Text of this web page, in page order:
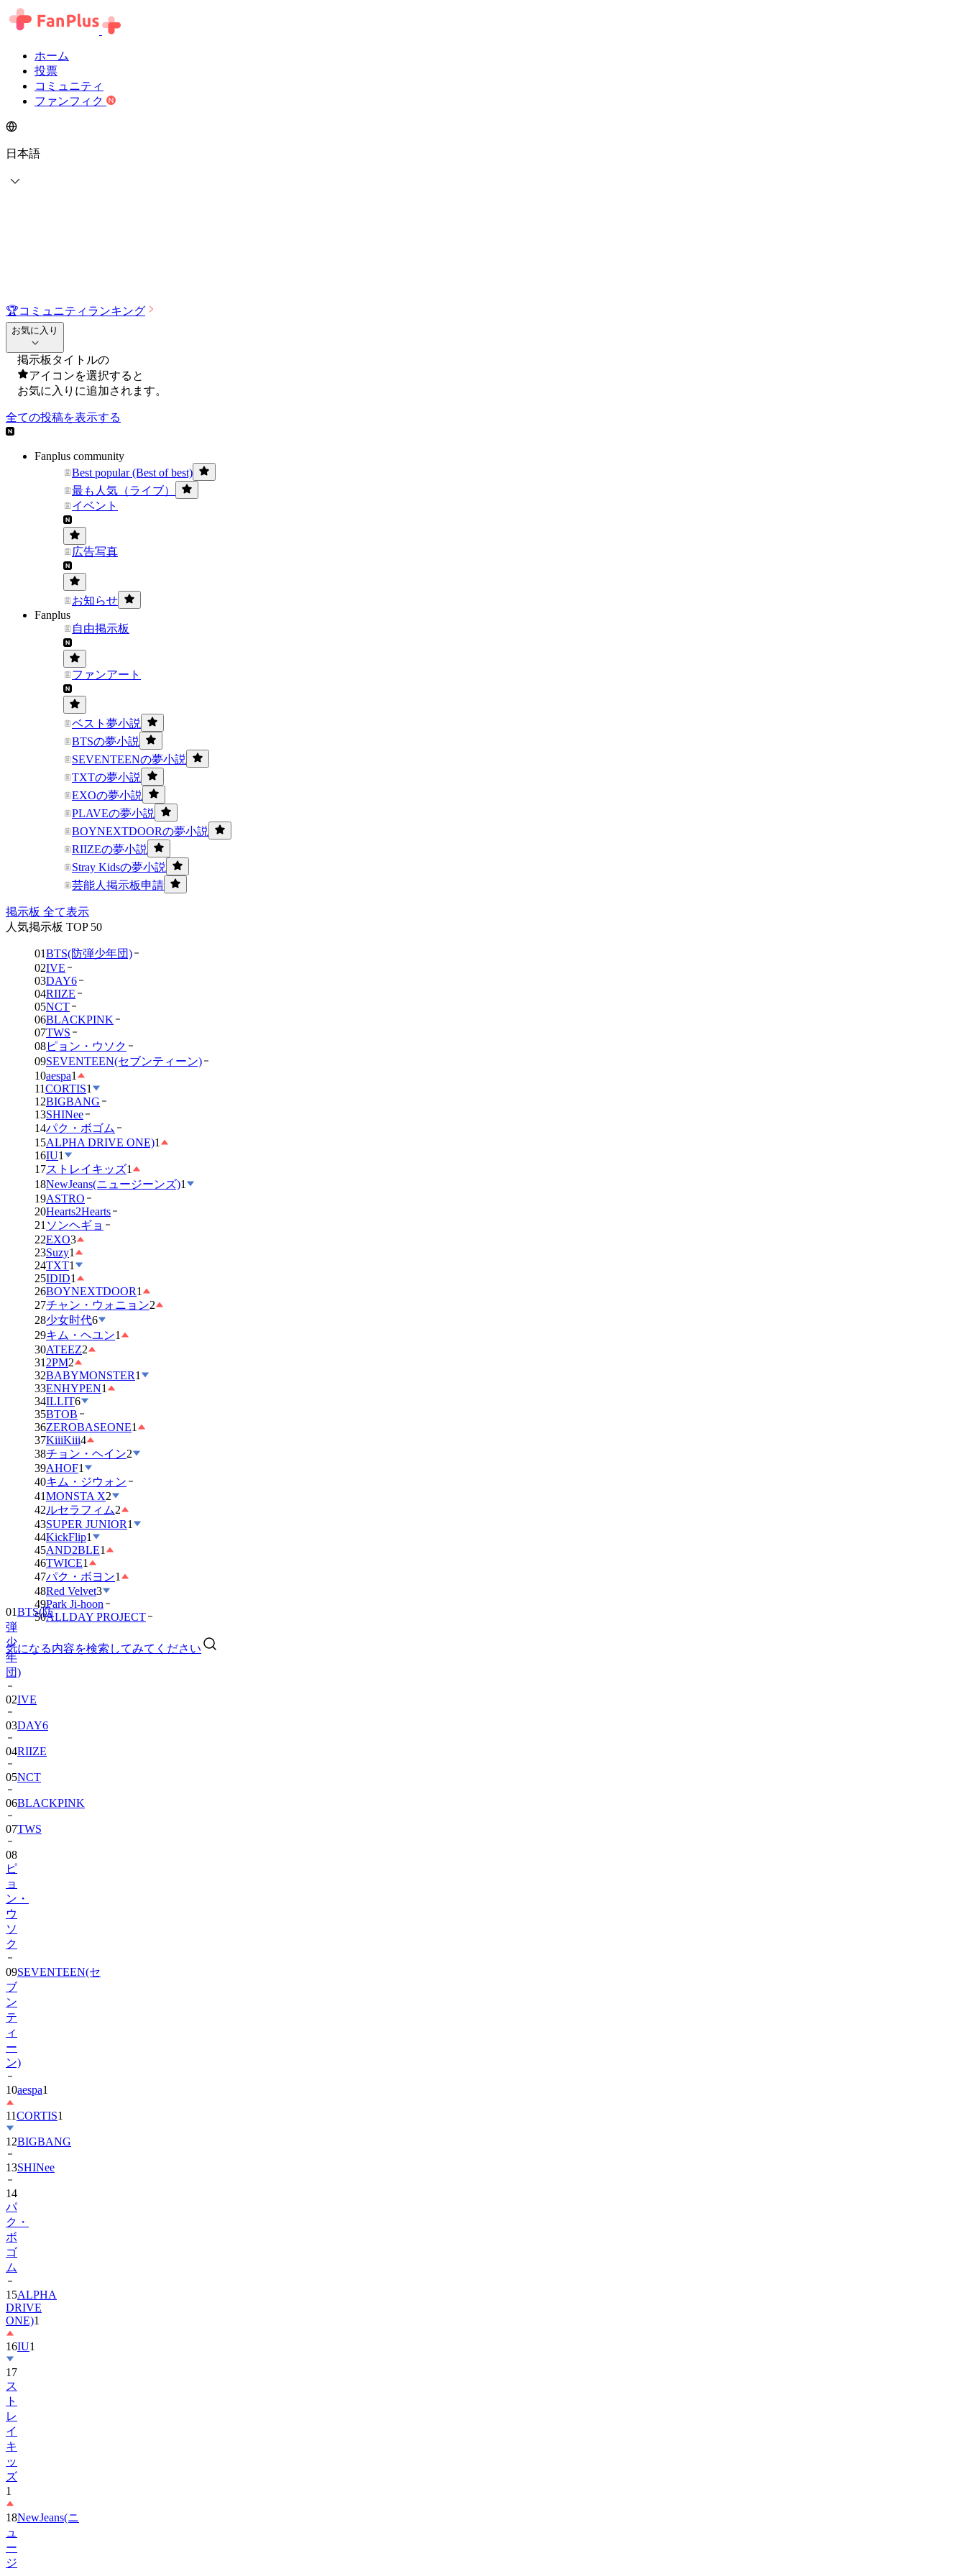
ホーム
投票
コミュニティ
ファンフィク
日本語
🏆コミュニティランキング
お気に入り
掲示板タイトルの
アイコンを選択すると
お気に入りに追加されます。
全ての投稿を表示する
Fanplus community
Best popular (Best of best)
最も人気（ライブ）
イベント
広告写真
お知らせ
Fanplus
自由掲示板
ファンアート
ベスト夢小説
BTSの夢小説
SEVENTEENの夢小説
TXTの夢小説
EXOの夢小説
PLAVEの夢小説
BOYNEXTDOORの夢小説
RIIZEの夢小説
Stray Kidsの夢小説
芸能人掲示板申請
掲示板 全て表示
人気掲示板 TOP 50
01BTS(防弾少年団)
02IVE
03DAY6
04RIIZE
05NCT
06BLACKPINK
07TWS
08ピョン・ウソク
09SEVENTEEN(セブンティーン)
10aespa1
11CORTIS1
12BIGBANG
13SHINee
14パク・ボゴム
15ALPHA DRIVE ONE)1
16IU1
17ストレイキッズ1
18NewJeans(ニュージーンズ)1
19ASTRO
20Hearts2Hearts
21 ソンヘギョ
22EXO3
23Suzy1
24TXT1
25IDID1
26BOYNEXTDOOR1
27チャン・ウォニョン2
28少女时代6
29キム・ヘユン1
30ATEEZ2
31 2PM2
32BABYMONSTER1
33ENHYPEN1
34ILLIT6
35BTOB
36ZEROBASEONE1
37KiiiKiii4
38チョン・ヘイン2
39AHOF1
40キム・ジウォン
41MONSTA X2
42ルセラフィム2
43SUPER JUNIOR1
44KickFlip1
45AND2BLE1
46TWICE1
47パク・ボヨン1
48Red Velvet3
49Park Ji-hoon
50ALLDAY PROJECT
気になる内容を検索してみてください
01BTS(防
弾
少
年
団)
02IVE
03DAY6
04RIIZE
05NCT
06BLACKPINK
07TWS
08
ピ
ョ
ン・
ウ
ソ
ク
09SEVENTEEN(セ
ブ
ン
テ
ィ
ー
ン)
10aespa1
11CORTIS1
12BIGBANG
13SHINee
14
パ
ク・
ボ
ゴ
ム
15ALPHA
DRIVE
ONE)1
16IU1
17
ス
ト
レ
イ
キ
ッ
ズ
1
18NewJeans(ニ
ュ
ー
ジ